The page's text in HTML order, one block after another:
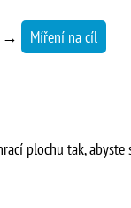
→ Míření na cíl
plochu tak,